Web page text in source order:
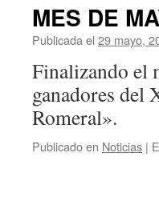
MES DE
Publicada el 29 mayo,
Finalizando el
ganadores del
Romeral».
Publicado en Noticias |